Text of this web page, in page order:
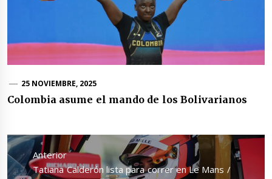
25 NOVIEMBRE, 2025
Colombia asume el mando de los Bolivarianos
Navegación
de
entradas
Anterior
Entrada
Tatiana Calderón lista para correr en Le Mans /